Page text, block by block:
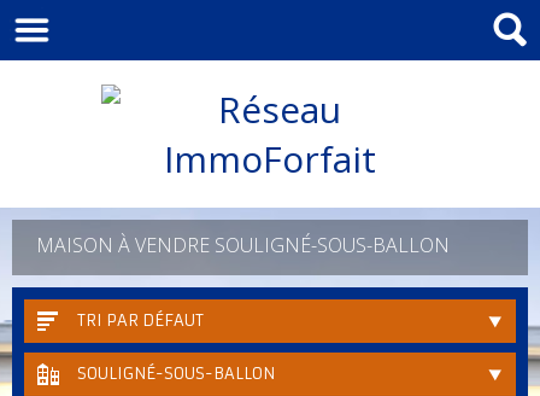
MAISON À VENDRE SOULIGNÉ-SOUS-BALLON
TRI PAR DÉFAUT
SOULIGNÉ-SOUS-BALLON